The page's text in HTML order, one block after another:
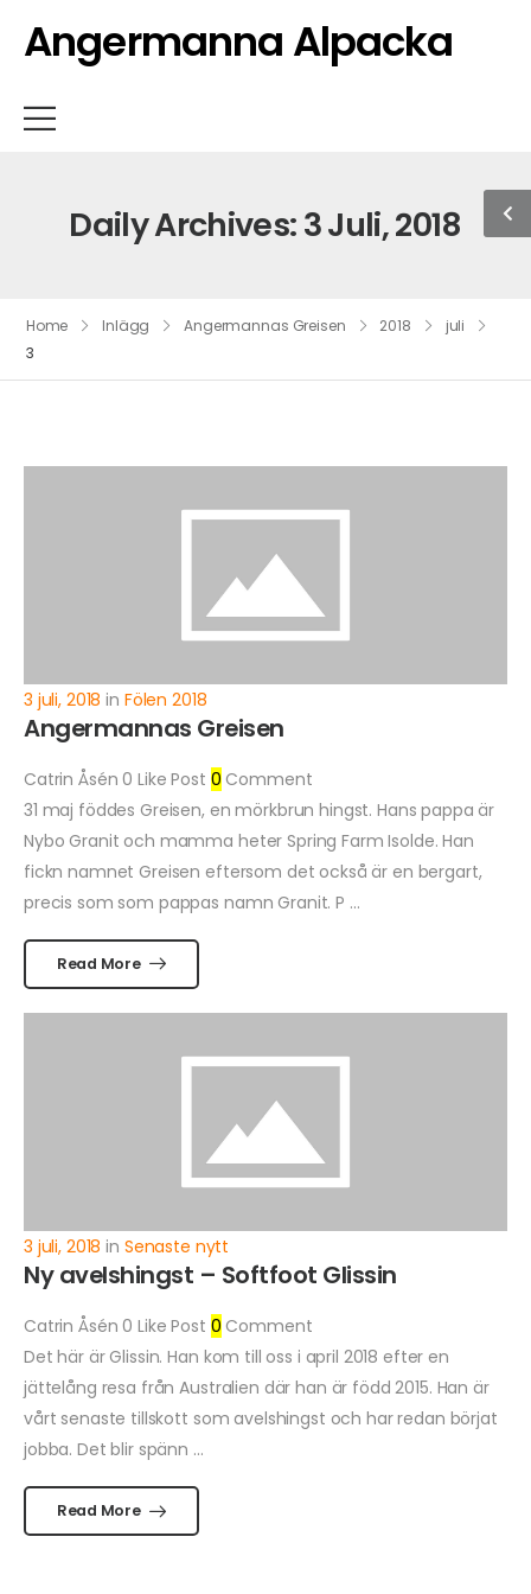
Angermanna Alpacka
Daily Archives: 3 Juli, 2018
Home Inlägg Angermannas Greisen 2018
juli
3
3 juli, 2018 in Fölen 2018
Angermannas Greisen
Catrin Åsén 0 Like Post 0 Comment
31 maj föddes Greisen, en mörkbrun hingst. Hans pappa är
Nybo Granit och mamma heter Spring Farm Isolde. Han
fickn namnet Greisen eftersom det också är en bergart,
precis som som pappas namn Granit. P ...
Read More
3 juli, 2018 in Senaste nytt
Ny avelshingst – Softfoot Glissin
Catrin Åsén 0 Like Post 0 Comment
Det här är Glissin. Han kom till oss i april 2018 efter en
jättelång resa från Australien där han är född 2015. Han är
vårt senaste tillskott som avelshingst och har redan börjat
jobba. Det blir spänn ...
Read More